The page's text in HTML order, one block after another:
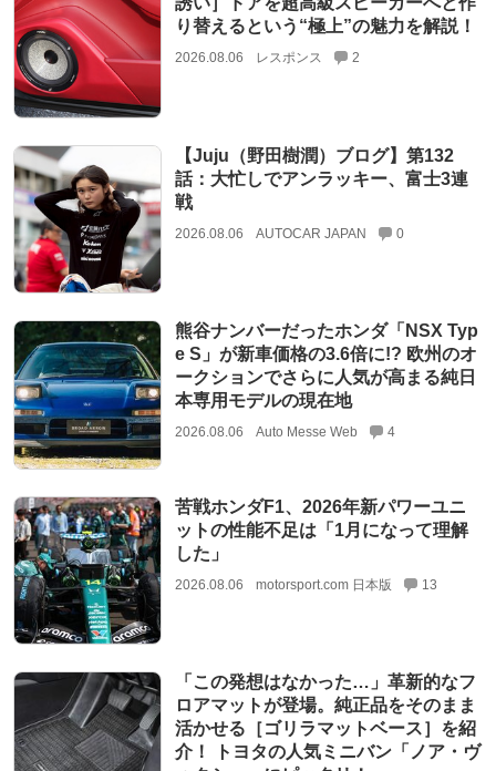
り替えるという“極上”の魅力を解説！
2026.08.06 レスポンス 2
【Juju（野田樹潤）ブログ】第132
話：大忙しでアンラッキー、富士3連
戦
2026.08.06 AUTOCAR JAPAN 0
熊谷ナンバーだったホンダ「NSX Typ
e S」が新車価格の3.6倍に!? 欧州のオ
ークションでさらに人気が高まる純日
本専用モデルの現在地
2026.08.06 Auto Messe Web 4
苦戦ホンダF1、2026年新パワーユニ
ットの性能不足は「1月になって理解
した」
2026.08.06 motorsport.com 日本版 13
「この発想はなかった…」革新的なフ
ロアマットが登場。純正品をそのまま
活かせる［ゴリラマットベース］を紹
介！ トヨタの人気ミニバン「ノア・ヴ